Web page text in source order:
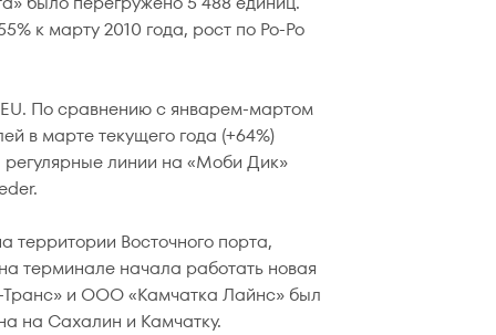
к марту 2010 года, рост по Ро-Ро
По сравнению с январем-мартом
в марте текущего года (+64%)
линии на «Моби Дик»
территории Восточного порта,
терминале начала работать новая
и ООО «Камчатка Лайнс» был
на Сахалин и Камчатку.